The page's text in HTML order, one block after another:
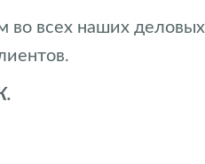
во всех наших